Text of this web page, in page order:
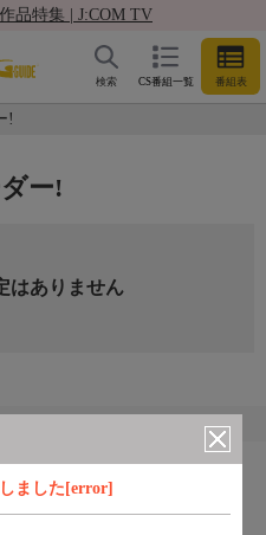
品特集 | J:COM TV
CS番組一覧 番組表
検索
!
ました[error]
ー!
はありません